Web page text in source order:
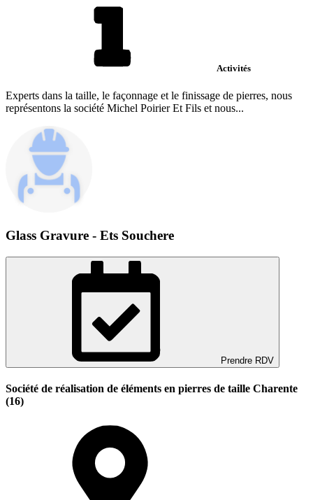
Activités
Experts dans la taille, le façonnage et le finissage de pierres, nous
représentons la société Michel Poirier Et Fils et nous...
Glass Gravure - Ets Souchere
Prendre RDV
Société de réalisation de éléments en pierres de taille Charente
(16)